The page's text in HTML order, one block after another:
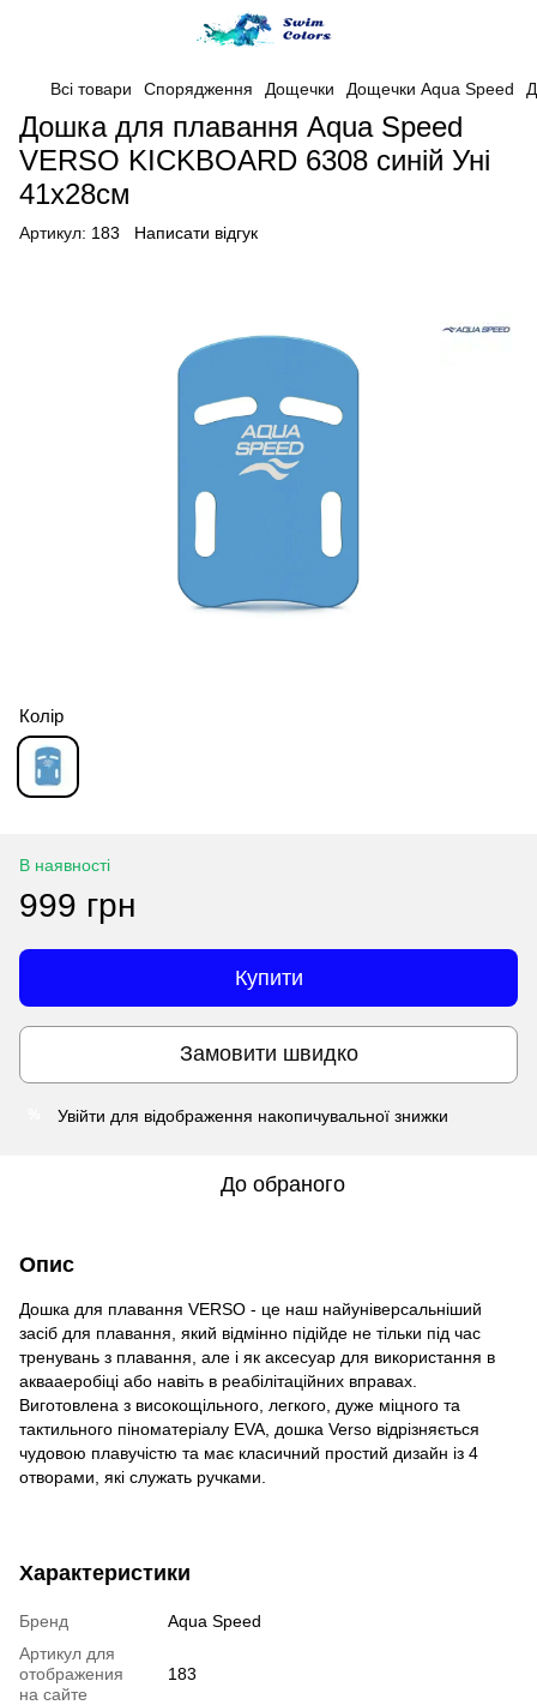
Всі товари Спорядження Дощечки Дощечки Aqua Speed
Дошка для плавання Aqua Speed ​​
VERSO KICKBOARD 6308 синій Уні
41x28cм
Артикул: 183 Написати відгук
Колір
В наявності
999 грн
Купити
Замовити швидко
Увійти для відображення накопичувальної знижки
До обраного
Опис
Дошка для плавання VERSO - це наш найуніверсальніший
засіб для плавання, який відмінно підійде не тільки під час
тренувань з плавання, але і як аксесуар для використання в
аквааеробіці або навіть в реабілітаційних вправах.
Виготовлена ​​з високощільного, легкого, дуже міцного та
тактильного піноматеріалу EVA, дошка Verso відрізняється
чудовою плавучістю та має класичний простий дизайн із 4
отворами, які служать ручками.
Характеристики
Бренд
Aqua Speed
Артикул для
отображения
на сайте
183